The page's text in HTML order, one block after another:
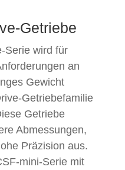
Getriebe
Serie wird für
an
Gewicht
Getriebefamilie
Getriebe
Abmessungen,
Präzision aus.
mini-Serie mit